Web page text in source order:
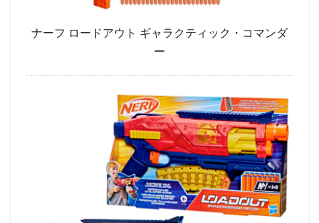
ナーフ ロードアウト ギャラクティック・コマンダ
ー